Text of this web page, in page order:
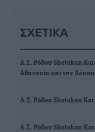
ΣΧΕΤΙΚΆ
Α.Σ. Ρόδου Shotokan
Αθανασία και την
Α.Σ. Ρόδου Shotokan
Α.Σ. Ρόδου Shotokan